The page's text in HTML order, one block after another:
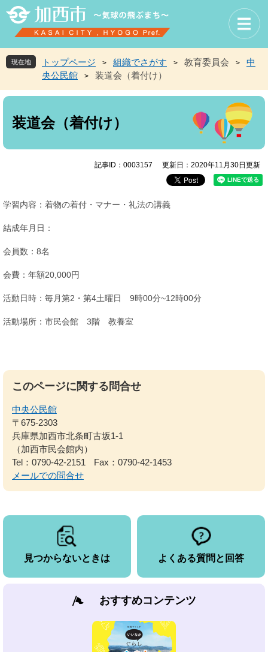
先
頭
す
を
飛
し
へ
現在地 トップページ > 組織でさがす > 教育委員会 >
中
央公民館
> 装道会（着付け）
本
装道会（着付け）
記事ID：0003157 更新日：2020年11月30日更新
学習内容：着物の着付・マナー・礼法の講義
結成年月日：
会員数：8名
会費：年額20,000円
活動日時：毎月第2・第4土曜日 9時00分~12時00分
活動場所：市民会館 3階 教養室
このページに関する問合せ
中央公民館
〒675-2303
兵庫県加西市北条町古坂1-1
（加西市民会館内）
Tel：0790-42-2151
Fax：0790-42-1453
メールでの問合せ
見つからないときは よくある質問と回答
おすすめコンテンツ